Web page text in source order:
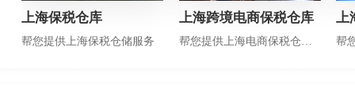
上海保税仓库
帮您提供上海保税仓储服务
上海跨境电商保税仓库
帮您提供上海电商保税仓储服务
上